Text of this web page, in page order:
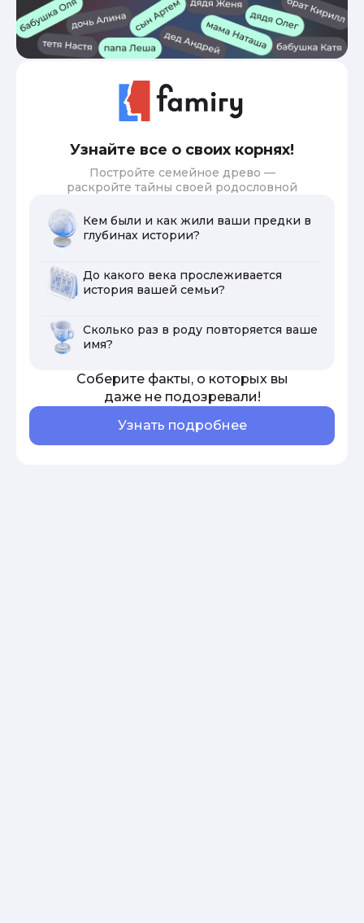
Узнайте все о своих корнях!
Постройте семейное древо —
раскройте тайны своей родословной
Кем были и как жили ваши предки в
глубинах истории?
До какого века прослеживается
история вашей семьи?
Сколько раз в роду повторяется ваше
имя?
Соберите факты, о которых вы
даже не подозревали!
Узнать подробнее